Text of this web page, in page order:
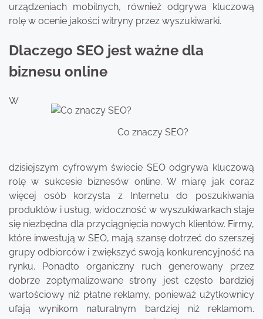
urządzeniach mobilnych, również odgrywa kluczową
rolę w ocenie jakości witryny przez wyszukiwarki.
Dlaczego SEO jest ważne dla
biznesu online
Co znaczy SEO?
W
dzisiejszym cyfrowym świecie SEO odgrywa kluczową
rolę w sukcesie biznesów online. W miarę jak coraz
więcej osób korzysta z Internetu do poszukiwania
produktów i usług, widoczność w wyszukiwarkach staje
się niezbędna dla przyciągnięcia nowych klientów. Firmy,
które inwestują w SEO, mają szansę dotrzeć do szerszej
grupy odbiorców i zwiększyć swoją konkurencyjność na
rynku. Ponadto organiczny ruch generowany przez
dobrze zoptymalizowane strony jest często bardziej
wartościowy niż płatne reklamy, ponieważ użytkownicy
ufają wynikom naturalnym bardziej niż reklamom.